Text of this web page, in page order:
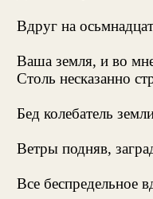
Вдруг на
Ваша земля, и во
Столь несказанно
Бед колебатель
Ветры подняв,
Все беспредельное